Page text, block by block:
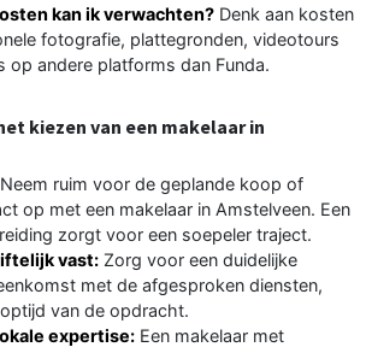
kan ik verwachten? Denk aan kosten
fotografie, plattegronden, videotours
op andere platforms dan Funda.
kiezen van een makelaar in
Neem ruim voor de geplande koop of
op met een makelaar in Amstelveen. Een
zorgt voor een soepeler traject.
vast: Zorg voor een duidelijke
met de afgesproken diensten,
van de opdracht.
expertise: Een makelaar met